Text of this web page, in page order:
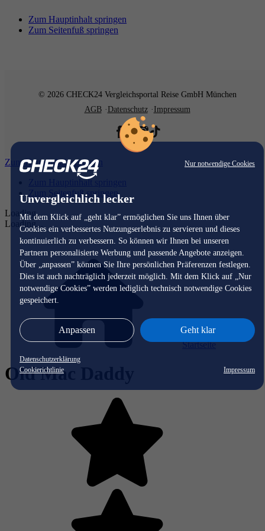
Nur notwendige Cookies
Unvergleichlich lecker
Mit dem Klick auf „geht klar” ermöglichen Sie uns Ihnen über
Cookies ein verbessertes Nutzungserlebnis zu servieren und dieses
kontinuierlich zu verbessern. So können wir Ihnen bei unseren
Partnern personalisierte Werbung und passende Angebote anzeigen.
Über „anpassen” können Sie Ihre persönlichen Präferenzen festlegen.
Dies ist auch nachträglich jederzeit möglich. Mit dem Klick auf „Nur
notwendige Cookies” werden lediglich technisch notwendige Cookies
gespeichert.
Anpassen Geht klar
Datenschutzerklärung
Cookierichtlinie
Impressum
Zum Hauptinhalt springen
Zum Seitenfuß springen
© 2026 CHECK24 Vergleichsportal Reise GmbH München
AGB
Datenschutz Impressum
Zum Hauptinhalt springen
Zum Hauptinhalt springen
Zum Seitenfuß springen
Loading...
Loading...
Startseite
Old Mac Daddy